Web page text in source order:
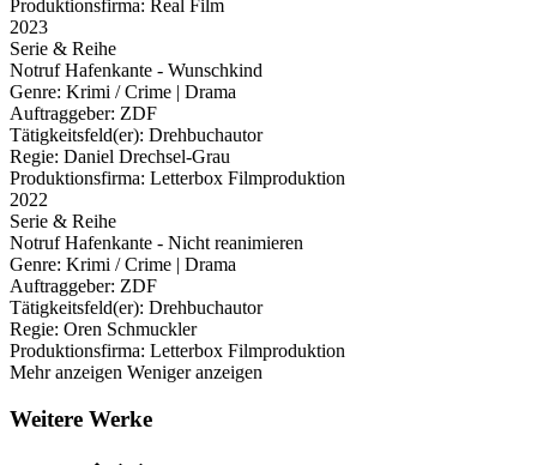
Produktionsfirma: Real Film
2023
Serie & Reihe
Notruf Hafenkante - Wunschkind
Genre: Krimi / Crime | Drama
Auftraggeber: ZDF
Tätigkeitsfeld(er): Drehbuchautor
Regie: Daniel Drechsel-Grau
Produktionsfirma: Letterbox Filmproduktion
2022
Serie & Reihe
Notruf Hafenkante - Nicht reanimieren
Genre: Krimi / Crime | Drama
Auftraggeber: ZDF
Tätigkeitsfeld(er): Drehbuchautor
Regie: Oren Schmuckler
Produktionsfirma: Letterbox Filmproduktion
Mehr anzeigen Weniger anzeigen
Weitere Werke